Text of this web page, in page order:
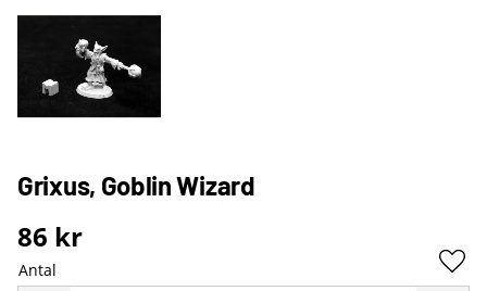
Grixus, Goblin Wizard
86 kr
Antal